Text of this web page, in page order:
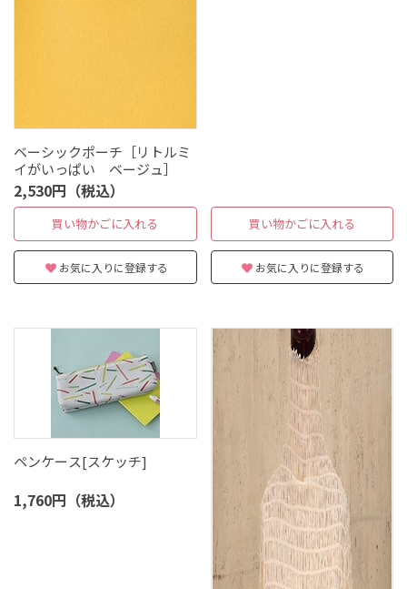
ベーシックポーチ［リトルミ
イがいっぱい ベージュ］
2,530円（税込）
買い物かごに入れる
お気に入りに登録する
買い物かごに入れる
お気に入りに登録する
ペンケース[スケッチ]
1,760円（税込）